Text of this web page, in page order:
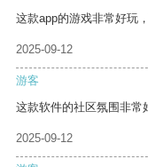
这款app的游戏非常好玩
2025-09-12
游客
这款软件的社区氛围非常
2025-09-12